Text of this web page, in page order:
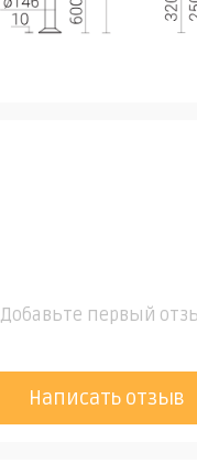
Добавьте первый
Написать отзыв